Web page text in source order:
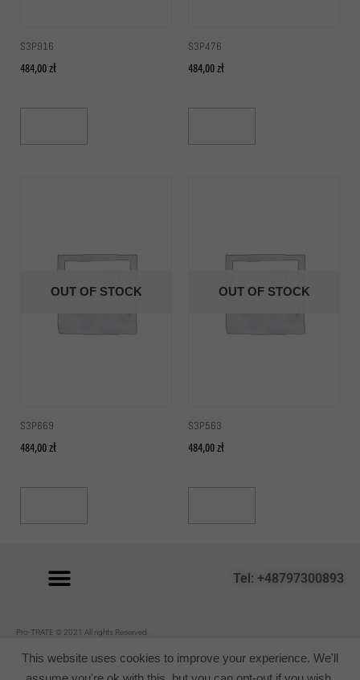
S3P916
484,00zł
S3P476
484,00zł
OUT OF STOCK
S3P669
484,00zł
OUT OF STOCK
S3P563
484,00zł
Tel: +48797300893
Pro-TRATE © 2021 All rights Reserved.
This website uses cookies to improve your experience. We'll